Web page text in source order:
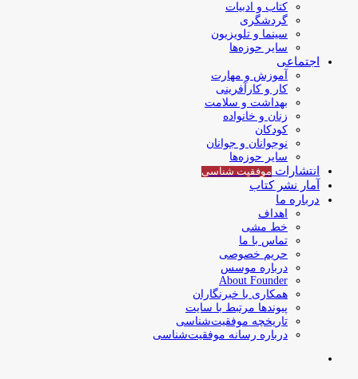
کتاب و ادبیات
گردشگری
سینما و تلویزیون
سایر حوزه‌ها
اجتماعی
آموزش و مهارت
کار و کارآفرینی
بهداشت و سلامت
زنان و خانواده
کودکان
نوجوانان و جوانان
سایر حوزه‌ها
انتشارات موفقیت‌ شناسی
آمار نشر کتاب
درباره ما
اهداف
خط مشی
تماس با ما
حریم خصوصی
درباره موسس
About Founder
همکاری با خبرنگاران
پیوندها مرتبط با سایت
تاریخچه موفقیت‌شناسی
درباره رسانه موفقیت‌شناسی